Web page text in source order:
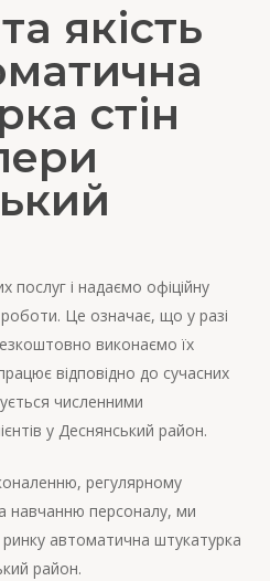
якість
стін
послуг і надаємо офіційну
роботи. Це означає, що у разі
виконаємо їх
відповідно до сучасних
численними
у Деснянський район.
регулярному
навчанню персоналу, ми
автоматична штукатурка
район.